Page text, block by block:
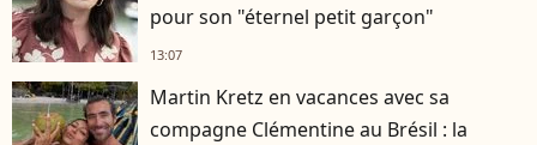
pour son "éternel petit garçon"
13:07
Martin Kretz en vacances avec sa
compagne Clémentine au Brésil : la